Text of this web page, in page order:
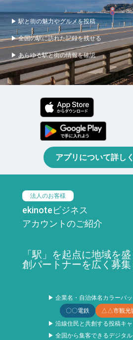
▶ 駅と街の魅力やグルメを投稿
▶ 全国の駅に訪れた記録を残せる
▶ あらゆる駅と街の情報を確認
アプリについて詳し
法人のお客様
ekinoteビジネス
アカウントのご紹介
「駅」を起点に地域を
創パートナーを広く募集
▶ 企業名・自治体名カラーバ
〇〇電鉄
△△市観光
▶ 沿線住民と共創する投稿キ
▶ 全国から集客できるデジタ